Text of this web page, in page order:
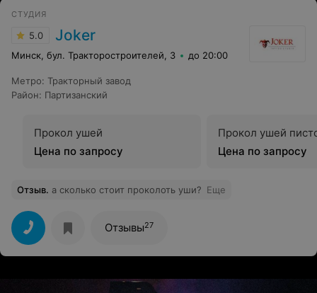
СТУДИЯ
5.0 Joker
Минск, бул. Тракторостроителей, 3 до 20:00
Метро: Тракторный завод
Район: Партизанский
Прокол ушей
Цена по запросу
Прокол ушей
Цена по запросу
Отзыв. а сколько стоит проколоть уши? Еще
Отзывы27